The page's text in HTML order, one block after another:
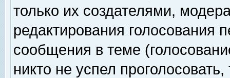
только их создателями,
редактирования голосования
сообщения в теме
никто не успел